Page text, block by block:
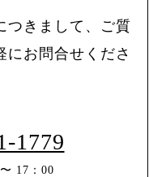
つきまして、ご質
にお問合せくださ
1779
17：00